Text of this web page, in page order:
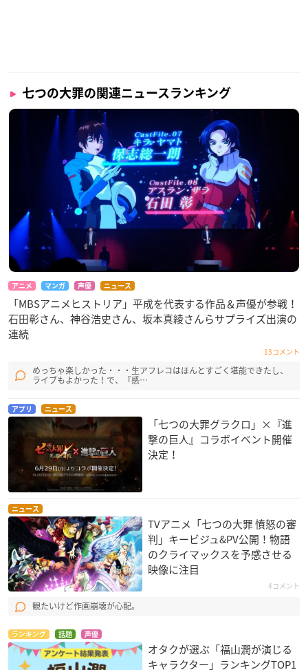
七つの大罪の関連ニュースランキング
アニメ マンガ 声優 ニュース
「MBSアニメヒストリア」平成を代表する作品＆声優が参戦！
石田彰さん、神谷浩史さん、坂本真綾さんらサプライズ出演の
連続
13コメント
めっちゃ楽しかった・・・生アフレコはほんとすごく堪能できたし、
ライブもよかった！で、『感…
アプリ ニュース
「七つの大罪グラクロ」×『進
撃の巨人』コラボイベント開催
決定！
ニュース
TVアニメ「七つの大罪 憤怒の審
判」キービジュ&PV公開！物語
のクライマックスを予感させる
映像に注目
4コメント
観たいけど作画崩壊が心配。
ランキング 話題 声優
オタクが選ぶ「福山潤が演じる
キャラクター」ランキングTOP1